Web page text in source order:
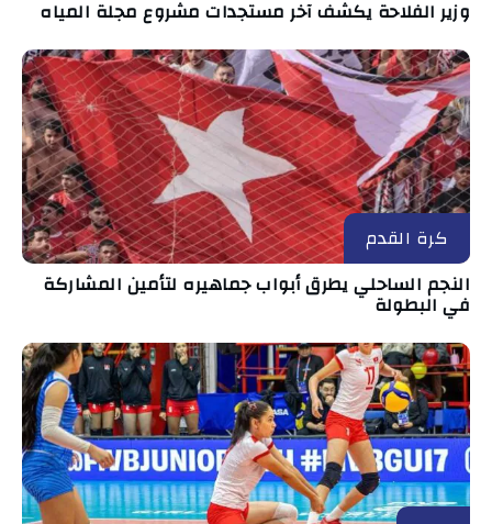
وزير الفلاحة يكشف آخر مستجدات مشروع مجلة المياه
كرة القدم
النجم الساحلي يطرق أبواب جماهيره لتأمين المشاركة
في البطولة